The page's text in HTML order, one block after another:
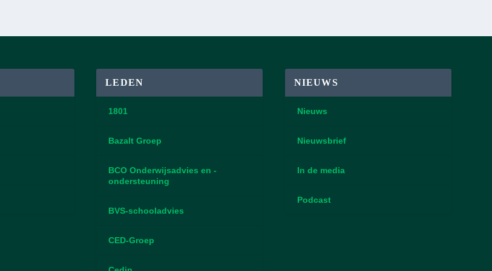
LEDEN
1801
Bazalt Groep
BCO Onderwijsadvies en -
ondersteuning
BVS-schooladvies
CED-Groep
NIEUWS
Nieuws
Nieuwsbrief
In de media
Podcast